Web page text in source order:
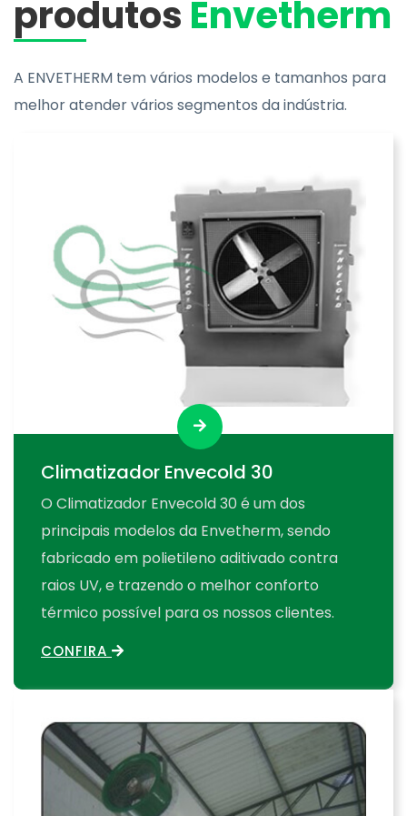
produtos Envetherm
A ENVETHERM tem vários modelos e tamanhos para
melhor atender vários segmentos da indústria.
Climatizador Envecold 30
O Climatizador Envecold 30 é um dos
principais modelos da Envetherm, sendo
fabricado em polietileno aditivado contra
raios UV, e trazendo o melhor conforto
térmico possível para os nossos clientes.
CONFIRA